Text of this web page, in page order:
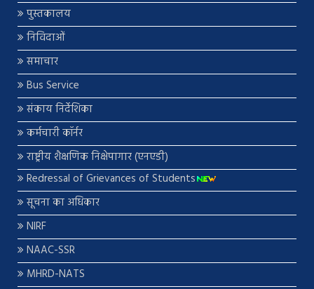
पुस्तकालय
निविदाओं
समाचार
Bus Service
संकाय निर्देशिका
कर्मचारी कॉर्नर
राष्ट्रीय शैक्षणिक निक्षेपागार (एनएडी)
Redressal of Grievances of Students
सूचना का अधिकार
NIRF
NAAC-SSR
MHRD-NATS